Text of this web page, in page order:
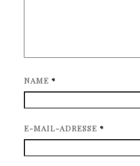
NAME *
E-MAIL-ADRESSE *